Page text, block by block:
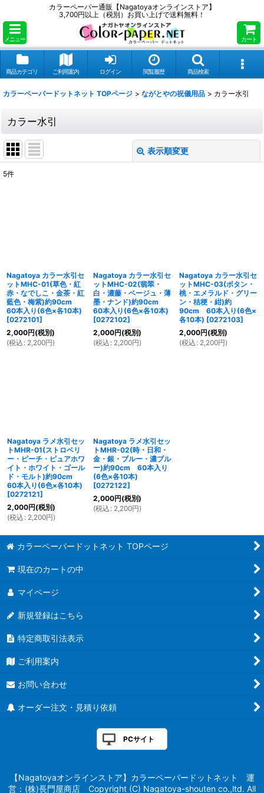
カラーペーパー通販【Nagatoyaオンラインストア】
3,700円以上（税別）お買い上げで送料無料！
メニュー カート
商品カテゴリ ご利用案内 ログイン 閲覧履歴 商品検索
カラーペーパードットネット TOPページ > ながとやの祝儀用品 > カラー水引
カラー水引
表示順変更
5件
Nagatoya カラー水引セ
ットMHC-01(草色・紅
赤・なでしこ・金茶・紅
藍色・梅紫)約90cm
60本入り(6色×各10本)
[0272101]
2,000円(税別)
(税込 : 2,200円)
Nagatoya カラー水引セ
ットMHC-02(翡翠・
白・濃藤・ベージュ・薄
墨・ナンド)約90cm
60本入り(6色×各10本)
[0272102]
2,000円(税別)
(税込 : 2,200円)
Nagatoya カラー水引セ
ットMHC-03(ボタン・
桃・エメラルド・グリー
ン・桔梗・紺)約
90cm 60本入り(6色×
各10本) [0272103]
2,000円(税別)
(税込 : 2,200円)
Nagatoya ラメ水引セッ
トMHR-01(ストロベリ
ー・ピーチ・ピュアホワ
イト・ホワイト・ゴール
ド・モルト)約90cm
60本入り(6色×各10本)
[0272121]
2,000円(税別)
(税込 : 2,200円)
Nagatoya ラメ水引セッ
トMHR-02(時・日和・
金・銀・ブルー・濃ブル
ー)約90cm 60本入り
(6色×各10本)
[0272122]
2,000円(税別)
(税込 : 2,200円)
カラーペーパードットネット TOPページ
現在のカートの中
マイページ
新規登録はこちら
特定商取引法表示
ご利用案内
お問い合わせ
オーダー注文・見積り依頼
PCサイト
【Nagatoyaオンラインストア】カラーペーパードットネット 運
営：(株)長門屋商店 Copyright (C) Nagatoya-shouten co.,ltd. All